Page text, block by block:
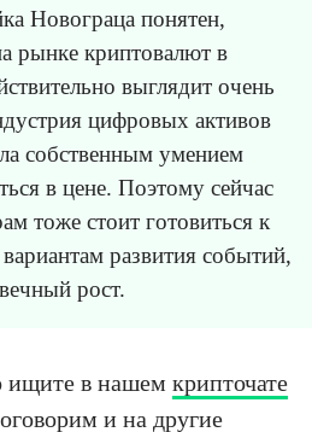
Новограца понятен,
рынке криптовалют в
выглядит очень
цифровых активов
собственным умением
в цене. Поэтому сейчас
тоже стоит готовиться к
развития событий,
рост.
ищите в нашем крипточате
и на другие